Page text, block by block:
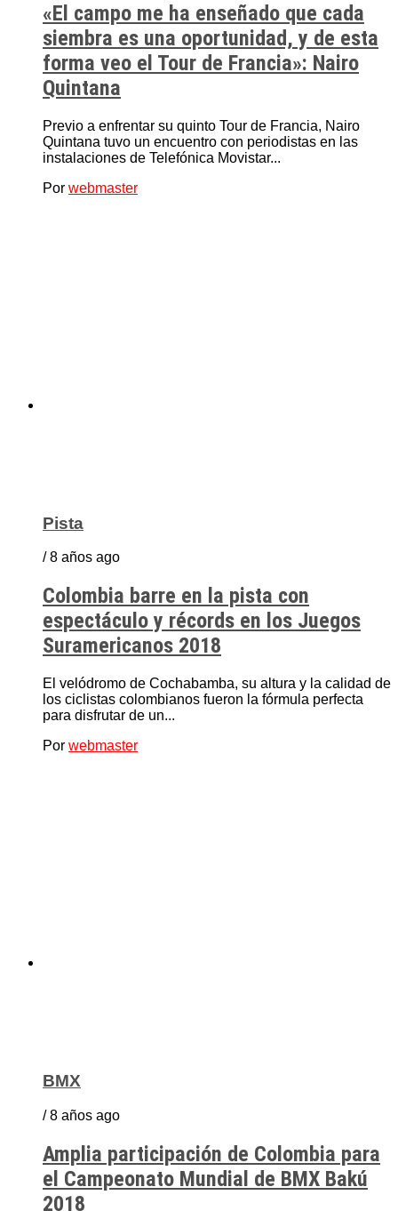
«El campo me ha enseñado que cada
siembra es una oportunidad, y de esta
forma veo el Tour de Francia»: Nairo
Quintana
Previo a enfrentar su quinto Tour de Francia, Nairo
Quintana tuvo un encuentro con periodistas en las
instalaciones de Telefónica Movistar...
Por webmaster
Pista
/ 8 años ago
Colombia barre en la pista con
espectáculo y récords en los Juegos
Suramericanos 2018
El velódromo de Cochabamba, su altura y la calidad de
los ciclistas colombianos fueron la fórmula perfecta
para disfrutar de un...
Por webmaster
BMX
/ 8 años ago
Amplia participación de Colombia para
el Campeonato Mundial de BMX Bakú
2018